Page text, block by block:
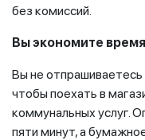
без комиссий.
Вы экономите время
Вы не
чтобы поехать в
коммунальных услуг.
пяти минут, а